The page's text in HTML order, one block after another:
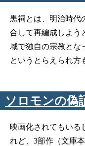
黒祠とは、明治時代
合して再編成しよう
域で独自の宗教とな
というとらえられ
ソロモンの偽
映画化されてもいる
れど、3部作（文庫